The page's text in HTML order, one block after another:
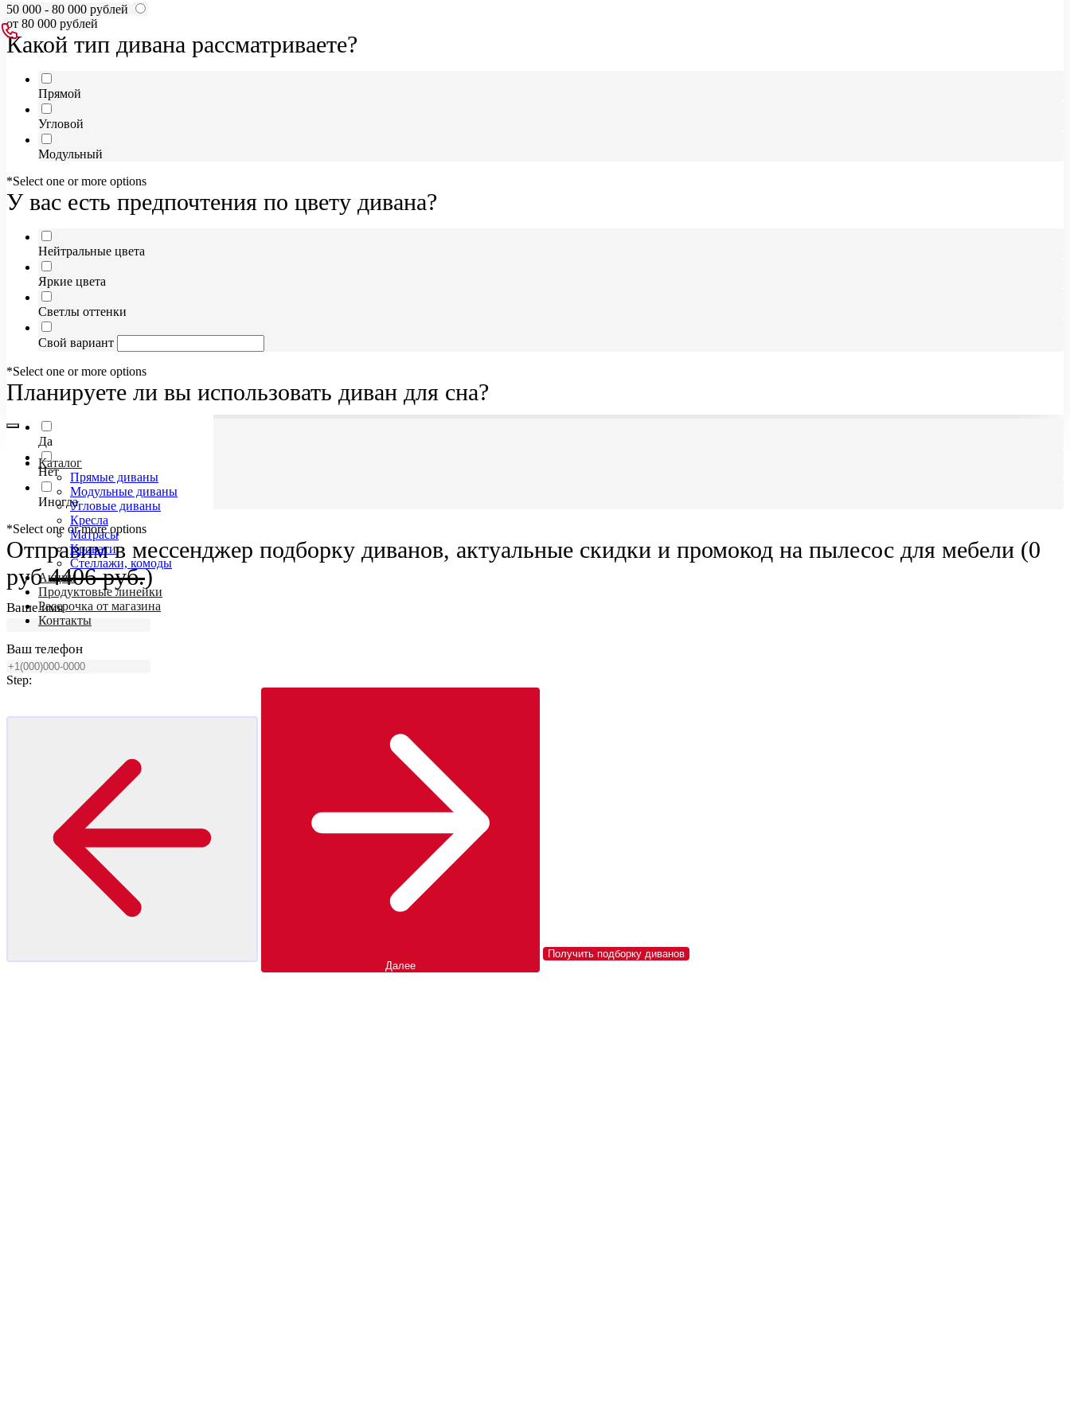
50 000 - 80 000 рублей
от 80 000 рублей
Какой тип дивана рассматриваете?
Прямой
Угловой
Модульный
*Select one or more options
У вас есть предпочтения по цвету дивана?
Нейтральные цвета
Яркие цвета
Светлы оттенки
Свой вариант
*Select one or more options
Планируете ли вы использовать диван для сна?
Да
Нет
Иногда
*Select one or more options
Отправим в мессенджер подборку диванов, актуальные скидки и промокод на пылесос для мебели (0
руб4406 руб.)
Ваше имя
Ваш телефон
Step:
Далее
Получить подборку диванов
Каталог
Прямые диваны
Модульные диваны
Угловые диваны
Кресла
Матрасы
Кровати
Стеллажи, комоды
Акции
Продуктовые линейки
Рассрочка от магазина
Контакты